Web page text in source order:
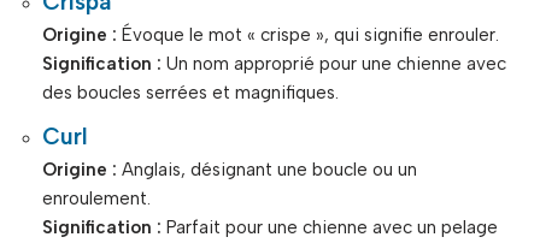
Origine : Évoque le mot « crispe », qui signifie enrouler.
Signification : Un nom approprié pour une chienne avec
des boucles serrées et magnifiques.
Curl
Origine : Anglais, désignant une boucle ou un
enroulement.
Signification : Parfait pour une chienne avec un pelage